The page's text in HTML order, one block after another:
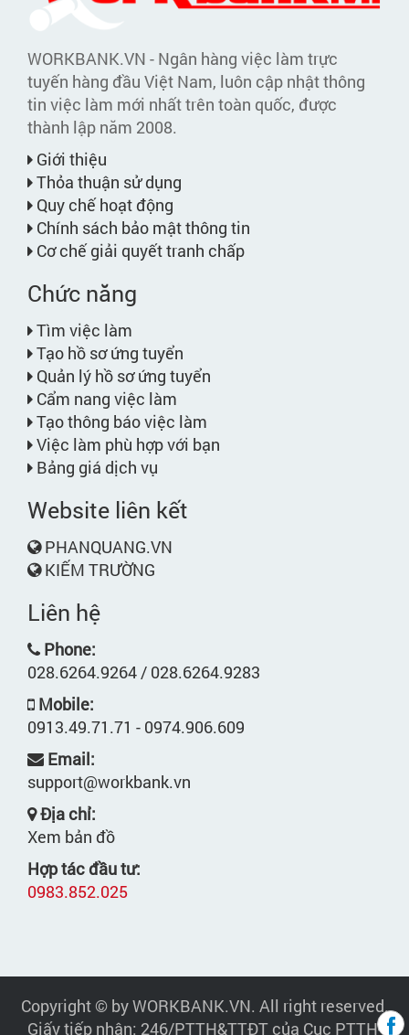
WORKBANK.VN - Ngân hàng việc làm trực
tuyến hàng đầu Việt Nam, luôn cập nhật thông
tin việc làm mới nhất trên toàn quốc, được
thành lập năm 2008.
Giới thiệu
Thỏa thuận sử dụng
Quy chế hoạt động
Chính sách bảo mật thông tin
Cơ chế giải quyết tranh chấp
Chức năng
Tìm việc làm
Tạo hồ sơ ứng tuyển
Quản lý hồ sơ ứng tuyển
Cẩm nang việc làm
Tạo thông báo việc làm
Việc làm phù hợp với bạn
Bảng giá dịch vụ
Website liên kết
PHANQUANG.VN
KIẾM TRƯỜNG
Liên hệ
Phone:
028.6264.9264 / 028.6264.9283
Mobile:
0913.49.71.71 - 0974.906.609
Email:
support@workbank.vn
Địa chỉ:
Xem bản đồ
Hợp tác đầu tư:
0983.852.025
Copyright © by WORKBANK.VN. All right reserved.
Giấy tiếp nhận: 246/PTTH&TTĐT của Cục PTTH-